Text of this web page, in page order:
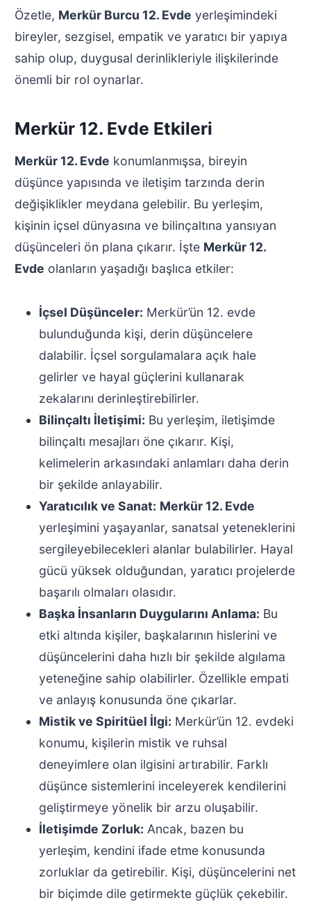
Özetle, Merkür Burcu 12. Evde yerleşimindeki
bireyler, sezgisel, empatik ve yaratıcı bir yapıya
sahip olup, duygusal derinlikleriyle ilişkilerinde
önemli bir rol oynarlar.
Merkür 12. Evde Etkileri
Merkür 12. Evde konumlanmışsa, bireyin
düşünce yapısında ve iletişim tarzında derin
değişiklikler meydana gelebilir. Bu yerleşim,
kişinin içsel dünyasına ve bilinçaltına yansıyan
düşünceleri ön plana çıkarır. İşte Merkür 12.
Evde olanların yaşadığı başlıca etkiler:
İçsel Düşünceler: Merkür’ün 12. evde
bulunduğunda kişi, derin düşüncelere
dalabilir. İçsel sorgulamalara açık hale
gelirler ve hayal güçlerini kullanarak
zekalarını derinleştirebilirler.
Bilinçaltı İletişimi: Bu yerleşim, iletişimde
bilinçaltı mesajları öne çıkarır. Kişi,
kelimelerin arkasındaki anlamları daha derin
bir şekilde anlayabilir.
Yaratıcılık ve Sanat: Merkür 12. Evde
yerleşimini yaşayanlar, sanatsal yeteneklerini
sergileyebilecekleri alanlar bulabilirler. Hayal
gücü yüksek olduğundan, yaratıcı projelerde
başarılı olmaları olasıdır.
Başka İnsanların Duygularını Anlama: Bu
etki altında kişiler, başkalarının hislerini ve
düşüncelerini daha hızlı bir şekilde algılama
yeteneğine sahip olabilirler. Özellikle empati
ve anlayış konusunda öne çıkarlar.
Mistik ve Spiritüel İlgi: Merkür’ün 12. evdeki
konumu, kişilerin mistik ve ruhsal
deneyimlere olan ilgisini artırabilir. Farklı
düşünce sistemlerini inceleyerek kendilerini
geliştirmeye yönelik bir arzu oluşabilir.
İletişimde Zorluk: Ancak, bazen bu
yerleşim, kendini ifade etme konusunda
zorluklar da getirebilir. Kişi, düşüncelerini net
bir biçimde dile getirmekte güçlük çekebilir.